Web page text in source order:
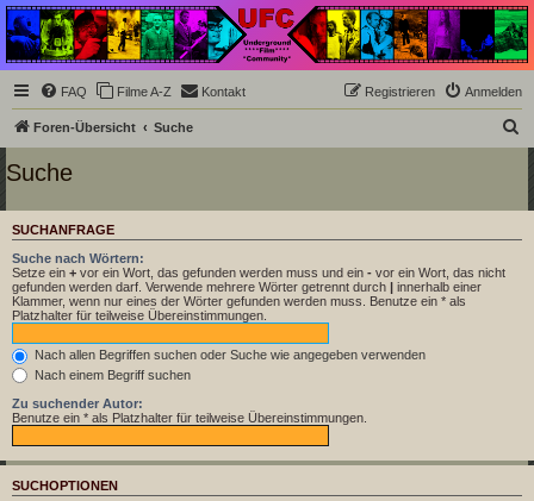
Underground Film
Community
Die Underground Film Community ist ein deutschsprachiges Filmforum und ein Paradies
für Cineasten und Filmsüchtige jenseits des Mainstreams.
FAQ Filme A-Z Kontakt Anmelden
Registrieren
Foren-Übersicht Suche
h
e
Suche
SUCHANFRAGE
Suche nach Wörtern:
Setze ein + vor ein Wort, das gefunden werden muss und ein - vor ein Wort, das nicht
gefunden werden darf. Verwende mehrere Wörter getrennt durch | innerhalb einer
Klammer, wenn nur eines der Wörter gefunden werden muss. Benutze ein * als
Platzhalter für teilweise Übereinstimmungen.
Nach allen Begriffen suchen oder Suche wie angegeben verwenden
Nach einem Begriff suchen
Zu suchender Autor:
Benutze ein * als Platzhalter für teilweise Übereinstimmungen.
SUCHOPTIONEN